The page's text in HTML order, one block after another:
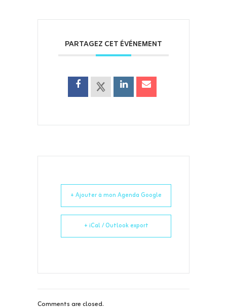
PARTAGEZ CET ÉVÉNEMENT
+ Ajouter à mon Agenda Google
+ iCal / Outlook export
Comments are closed.